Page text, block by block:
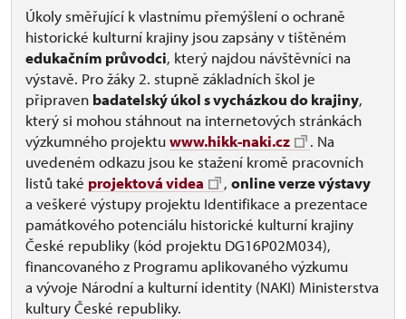
Úkoly směřující k vlastnímu přemýšlení o ochraně
historické kulturní krajiny jsou zapsány v tištěném
edukačním průvodci, který najdou návštěvníci na
výstavě. Pro žáky 2. stupně základních škol je
připraven badatelský úkol s vycházkou do krajiny,
který si mohou stáhnout na internetových stránkách
výzkumného projektuwww.hikk-naki.cz
. Na
uvedeném odkazu jsou ke stažení kromě pracovních
listů také projektová videa , online verze výstavy
a veškeré výstupy projektu Identifikace a prezentace
památkového potenciálu historické kulturní krajiny
České republiky (kód projektu DG16P02M034),
financovaného z Programu aplikovaného výzkumu
a vývoje Národní a kulturní identity (NAKI) Ministerstva
kultury České republiky.